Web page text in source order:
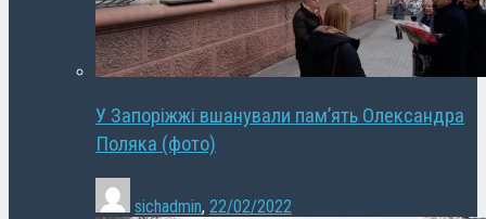
У Запоріжжі вшанували пам’ять Олександра
Поляка (фото)
sichadmin, 22/02/2022